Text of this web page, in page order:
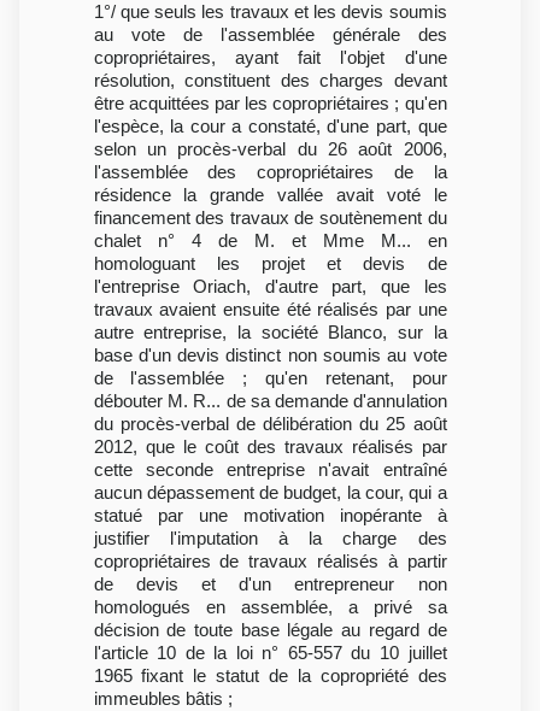
1°/ que seuls les travaux et les devis soumis
au vote de l'assemblée générale des
copropriétaires, ayant fait l'objet d'une
résolution, constituent des charges devant
être acquittées par les copropriétaires ; qu'en
l'espèce, la cour a constaté, d'une part, que
selon un procès-verbal du 26 août 2006,
l'assemblée des copropriétaires de la
résidence la grande vallée avait voté le
financement des travaux de soutènement du
chalet n° 4 de M. et Mme M... en
homologuant les projet et devis de
l'entreprise Oriach, d'autre part, que les
travaux avaient ensuite été réalisés par une
autre entreprise, la société Blanco, sur la
base d'un devis distinct non soumis au vote
de l'assemblée ; qu'en retenant, pour
débouter M. R... de sa demande d'annulation
du procès-verbal de délibération du 25 août
2012, que le coût des travaux réalisés par
cette seconde entreprise n'avait entraîné
aucun dépassement de budget, la cour, qui a
statué par une motivation inopérante à
justifier l'imputation à la charge des
copropriétaires de travaux réalisés à partir
de devis et d'un entrepreneur non
homologués en assemblée, a privé sa
décision de toute base légale au regard de
l'article 10 de la loi n° 65-557 du 10 juillet
1965 fixant le statut de la copropriété des
immeubles bâtis ;